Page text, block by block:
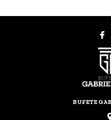
BUFETE